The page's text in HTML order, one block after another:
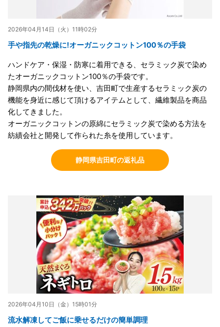
2026年04月14日（火）11時02分
手や指先の乾燥に!オーガニックコットン100％の手袋
ハンドケア・保湿・防寒に着用できる、セラミック炭で染め
たオーガニックコットン100％の手袋です。
静岡県内の間伐材を使い、吉田町で生産するセラミック炭の
機能を身近に感じて頂けるアイテムとして、繊維製品を商品
化してきました。
オーガニックコットンの原綿にセラミック炭で染める方法を
紡績会社と開発して作られた糸を使用しています。
静岡県吉田町の返礼品
2026年04月10日（金）15時01分
流水解凍してご飯に乗せるだけの簡単調理